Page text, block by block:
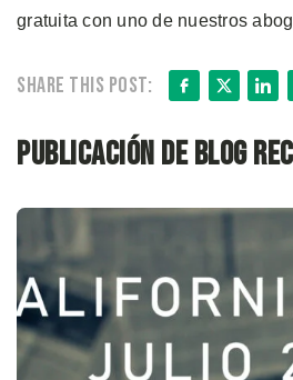
gratuita con uno de nuestros
Share this post: X
Publicación de blog